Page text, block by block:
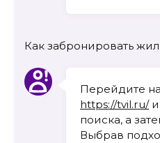
Как забронировать
Перейдите
https://tvil.ru/и
поиска, а
Выбрав